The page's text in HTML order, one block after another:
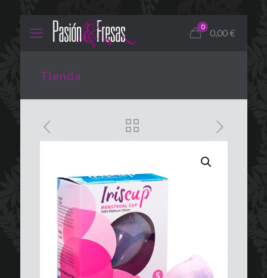
0
0,00€
Tienda